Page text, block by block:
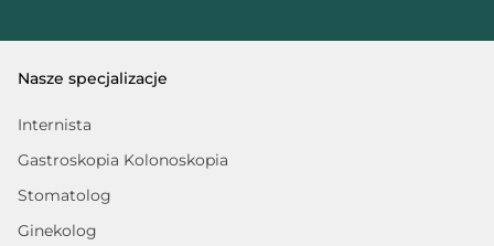
Nasze specjalizacje
Internista
Gastroskopia Kolonoskopia
Stomatolog
Ginekolog